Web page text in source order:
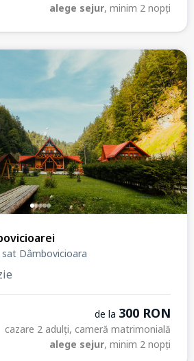
alege sejur, minim 2 nopți
Dâmbovicioara
de la 300 RON
cazare 2 adulți, cameră matrimonială
alege sejur, minim 2 nopți